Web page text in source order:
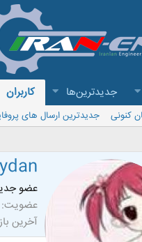
جدیدترین‌ها کاربران
کنونی جدیدترین ارسال های
عضو
عضویت
آخرین